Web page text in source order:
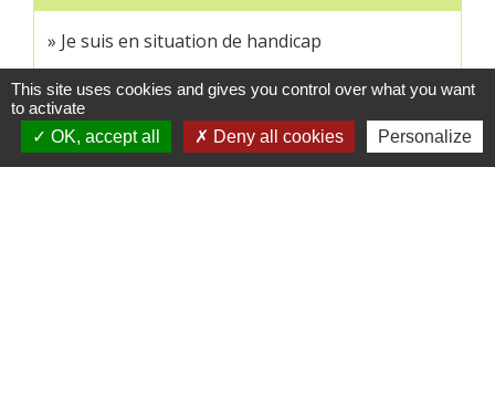
Je suis en situation de handicap
Mon enfant est en situation de handicap
Signaler une erreur sur cette page
This site uses cookies and gives you control over what you want
to activate
OK, accept all
Deny all cookies Personalize